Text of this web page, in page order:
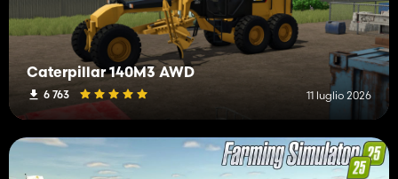
Caterpillar 140M3 AWD
6 763 11 luglio 2026